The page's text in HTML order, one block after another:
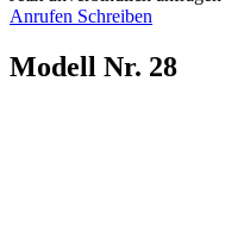
Anrufen Schreiben
Modell Nr. 28